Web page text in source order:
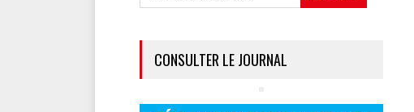
CONSULTER LE JOURNAL